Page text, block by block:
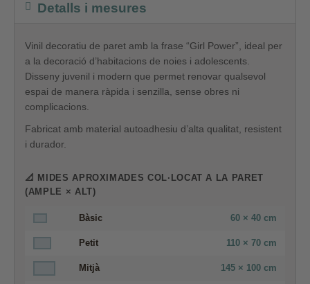
Detalls i mesures
Vinil decoratiu de paret amb la frase “Girl Power”, ideal per
a la decoració d’habitacions de noies i adolescents.
Disseny juvenil i modern que permet renovar qualsevol
espai de manera ràpida i senzilla, sense obres ni
complicacions.
Fabricat amb material autoadhesiu d’alta qualitat, resistent
i durador.
📐 MIDES APROXIMADES COL·LOCAT A LA PARET
(AMPLE × ALT)
Bàsic 60 × 40 cm
Petit 110 × 70 cm
Mitjà 145 × 100 cm